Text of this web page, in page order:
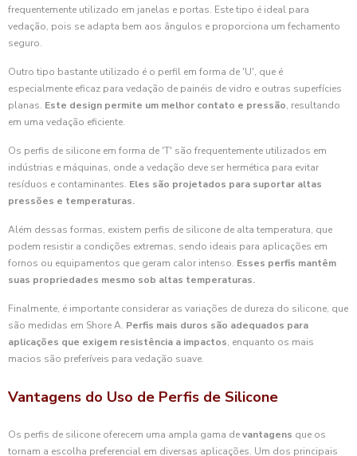
frequentemente utilizado em janelas e portas. Este tipo é ideal para
vedação, pois se adapta bem aos ângulos e proporciona um fechamento
seguro.
Outro tipo bastante utilizado é o perfil em forma de 'U', que é
especialmente eficaz para vedação de painéis de vidro e outras superfícies
planas. Este design permite um melhor contato e pressão, resultando
em uma vedação eficiente.
Os perfis de silicone em forma de 'T' são frequentemente utilizados em
indústrias e máquinas, onde a vedação deve ser hermética para evitar
resíduos e contaminantes. Eles são projetados para suportar altas
pressões e temperaturas.
Além dessas formas, existem perfis de silicone de alta temperatura, que
podem resistir a condições extremas, sendo ideais para aplicações em
fornos ou equipamentos que geram calor intenso. Esses perfis mantêm
suas propriedades mesmo sob altas temperaturas.
Finalmente, é importante considerar as variações de dureza do silicone, que
são medidas em Shore A. Perfis mais duros são adequados para
aplicações que exigem resistência a impactos, enquanto os mais
macios são preferíveis para vedação suave.
Vantagens do Uso de Perfis de Silicone
Os perfis de silicone oferecem uma ampla gama devantagens que os
tornam a escolha preferencial em diversas aplicações. Um dos principais